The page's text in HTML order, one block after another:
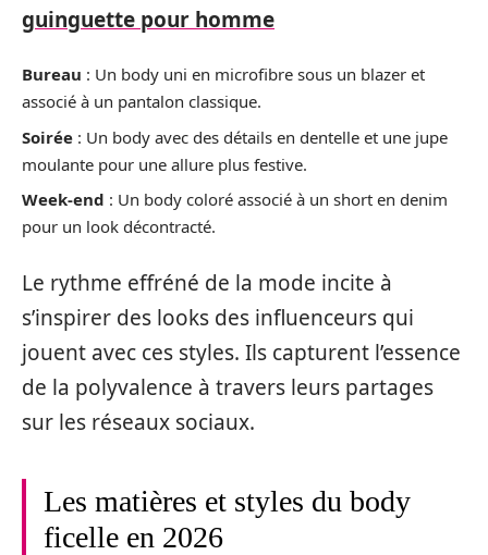
guinguette pour homme
Bureau : Un body uni en microfibre sous un blazer et
associé à un pantalon classique.
Soirée : Un body avec des détails en dentelle et une jupe
moulante pour une allure plus festive.
Week-end : Un body coloré associé à un short en denim
pour un look décontracté.
Le rythme effréné de la mode incite à
s’inspirer des looks des influenceurs qui
jouent avec ces styles. Ils capturent l’essence
de la polyvalence à travers leurs partages
sur les réseaux sociaux.
Les matières et styles du body
ficelle en 2026